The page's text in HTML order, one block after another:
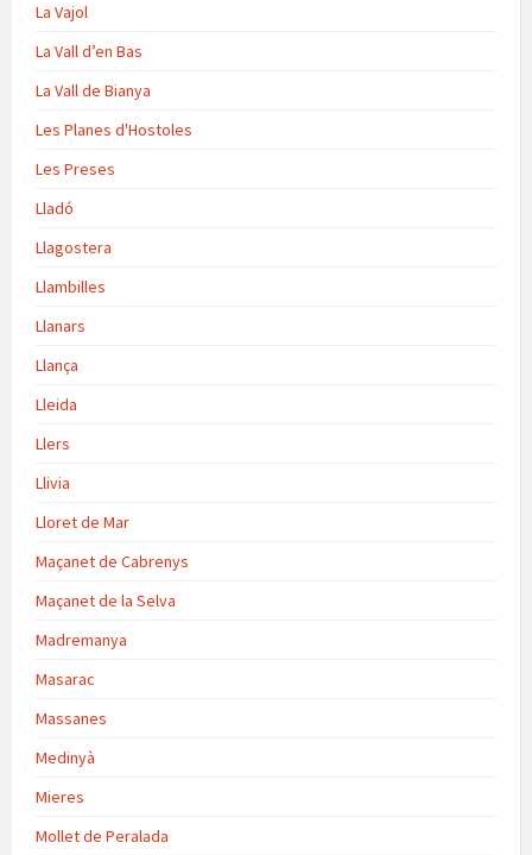
La Vajol
La Vall d’en Bas
La Vall de Bianya
Les Planes d'Hostoles
Les Preses
Lladó
Llagostera
Llambilles
Llanars
Llança
Lleida
Llers
Llivia
Lloret de Mar
Maçanet de Cabrenys
Maçanet de la Selva
Madremanya
Masarac
Massanes
Medinyà
Mieres
Mollet de Peralada